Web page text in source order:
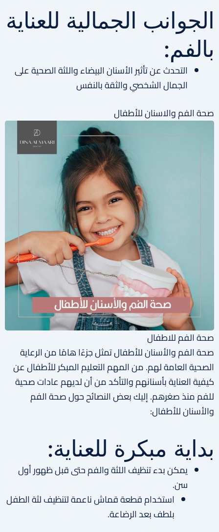
الجوانب الجمالية للعناية
بالفم:
التحدث عن تأثير الأسنان البيضاء واللثة الصحية على
الجمال الشخصي والثقة بالنفس
صحة الفم والاسنان للأطفال
صحة الفم للاطفال
صحة الفم والأسنان للأطفال تمثل جزءًا هامًا من الرعاية
الصحية العامة لهم. من المهم التعليم المبكر للأطفال عن
كيفية العناية بأسنانهم والتأكد من أن لديهم عادات صحية
للفم منذ صغرهم. إليك بعض النصائح حول صحة الفم
والأسنان للأطفال:
بداية مبكرة للعناية:
يمكن بدء تنظيف اللثة والفم حتى قبل ظهور أول
سن.
استخدام قطعة قماش ناعمة لتنظيف لثة الطفل
بلطف بعد الرضاعة.